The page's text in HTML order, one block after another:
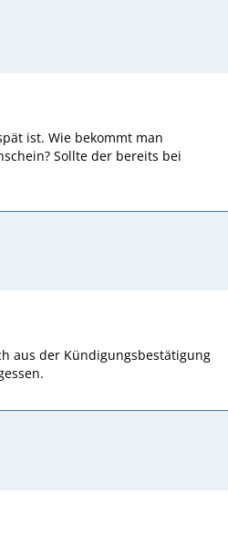
ist. Wie bekommt man
Sollte der bereits bei
aus der Kündigungsbestätigung